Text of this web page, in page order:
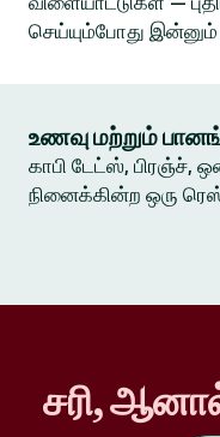
செய்யும்போது இன்னும்
உணவு மற்றும்
காபி டேட்ஸ், பிரஞ்ச்,
நினைக்கின்ற ஒரு
சரி,